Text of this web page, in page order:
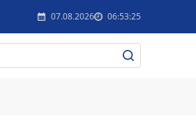
07.08.2026 06:53:25